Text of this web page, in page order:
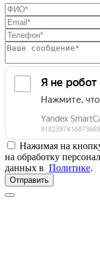
Нажимая на
на обработку
данных в Политике.
Отправить